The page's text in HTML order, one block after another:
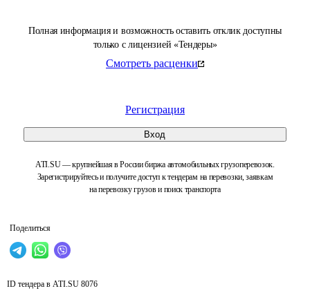
Полная информация и возможность оставить отклик доступны
только с лицензией «Тендеры»
Смотреть расценки
Регистрация
Вход
ATI.SU — крупнейшая в России биржа автомобильных грузоперевозок.
Зарегистрируйтесь и получите доступ к тендерам на перевозки, заявкам
на перевозку грузов и поиск транспорта
Поделиться
ID тендера в ATI.SU 8076